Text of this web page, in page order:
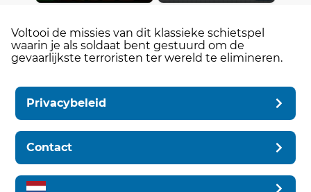
Voltooi de missies van dit klassieke schietspel
waarin je als soldaat bent gestuurd om de
gevaarlijkste terroristen ter wereld te elimineren.
Privacybeleid
Contact